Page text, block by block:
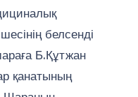
белсенді
Б.Құтжан
қанатының